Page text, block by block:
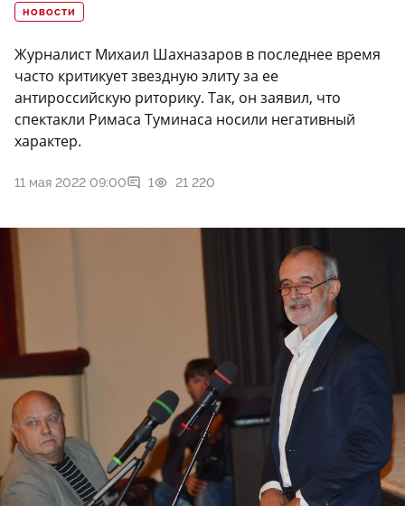
НОВОСТИ
Журналист Михаил Шахназаров в последнее время
часто критикует звездную элиту за ее
антироссийскую риторику. Так, он заявил, что
спектакли Римаса Туминаса носили негативный
характер.
11 мая 2022 09:00 1 21 220